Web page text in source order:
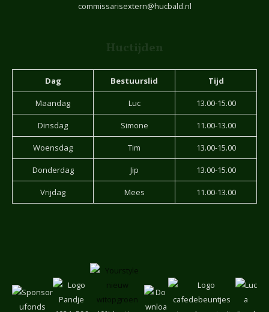
commissarisextern@hucbald.nl
Huctijden
Dag Bestuurslid Tijd
Maandag Luc 13.00-15.00
Dinsdag Simone 11.00-13.00
Woensdag Tim 13.00-15.00
Donderdag Jip 13.00-15.00
Vrijdag Mees 11.00-13.00